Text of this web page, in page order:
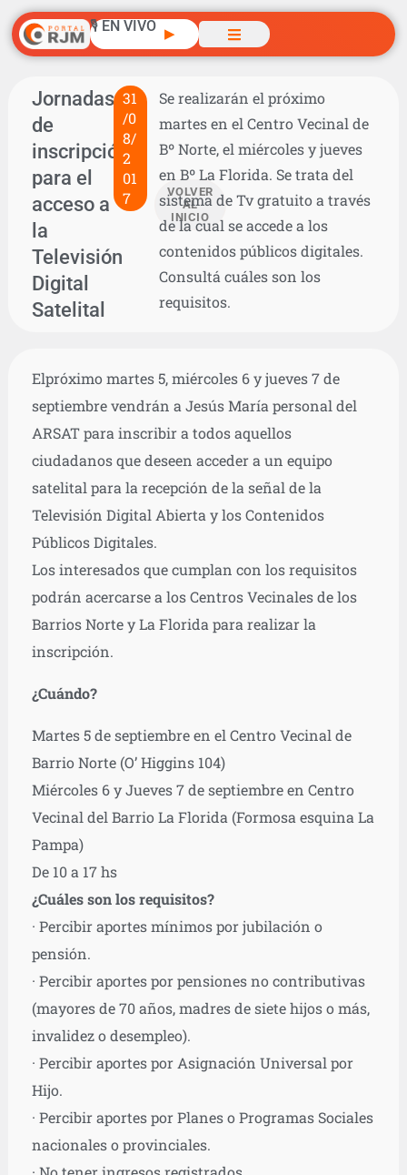
🎙️ EN VIVO ▶
Jornadas
de
inscripción
para el
acceso a
la
Televisión
Digital
Satelital
31
/0
8/
2
01
7
VOLVER
AL
INICIO
Se realizarán el próximo
martes en el Centro Vecinal de
Bº Norte, el miércoles y jueves
en Bº La Florida. Se trata del
sistema de Tv gratuito a través
de la cual se accede a los
contenidos públicos digitales.
Consultá cuáles son los
requisitos.
Elpróximo martes 5, miércoles 6 y jueves 7 de
septiembre vendrán a Jesús María personal del
ARSAT para inscribir a todos aquellos
ciudadanos que deseen acceder a un equipo
satelital para la recepción de la señal de la
Televisión Digital Abierta y los Contenidos
Públicos Digitales.
Los interesados que cumplan con los requisitos
podrán acercarse a los Centros Vecinales de los
Barrios Norte y La Florida para realizar la
inscripción.
¿Cuándo?
Martes 5 de septiembre en el Centro Vecinal de
Barrio Norte (O’ Higgins 104)
Miércoles 6 y Jueves 7 de septiembre en Centro
Vecinal del Barrio La Florida (Formosa esquina La
Pampa)
De 10 a 17 hs
¿Cuáles son los requisitos?
· Percibir aportes mínimos por jubilación o
pensión.
· Percibir aportes por pensiones no contributivas
(mayores de 70 años, madres de siete hijos o más,
invalidez o desempleo).
· Percibir aportes por Asignación Universal por
Hijo.
· Percibir aportes por Planes o Programas Sociales
nacionales o provinciales.